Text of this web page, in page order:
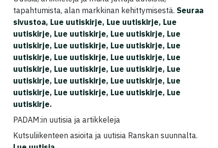
tapahtumista, alan markkinan kehittymisestä. Seuraa
sivustoa, Lue uutiskirje, Lue uutiskirje, Lue
uutiskirje, Lue uutiskirje, Lue uutiskirje, Lue
uutiskirje, Lue uutiskirje, Lue uutiskirje, Lue
uutiskirje, Lue uutiskirje, Lue uutiskirje, Lue
uutiskirje, Lue uutiskirje, Lue uutiskirje, Lue
uutiskirje, Lue uutiskirje, Lue uutiskirje, Lue
uutiskirje, Lue uutiskirje, Lue uutiskirje, Lue
uutiskirje.
PADAM:in uutisia ja artikkeleja
Kutsuliikenteen asioita ja uutisia Ranskan suunnalta.